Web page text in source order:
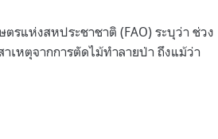
ตรแห่งสหประชาชาติ (FAO) ระบุว่า ช่วง
เหตุจากการตัดไม้ทำลายป่า ถึงแม้ว่า